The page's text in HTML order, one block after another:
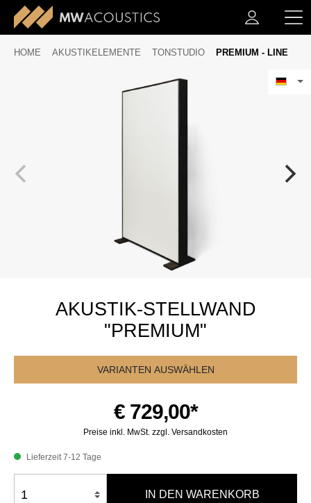
HOME AKUSTIKELEMENTE TONSTUDIO PREMIUM - LINE
AKUSTIK-STELLWAND
"PREMIUM"
VARIANTEN AUSWÄHLEN
€ 729,00*
Preise inkl. MwSt. zzgl. Versandkosten
Lieferzeit 7-12 Tage
IN DEN WARENKORB